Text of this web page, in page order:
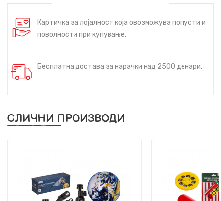
Картичка за лојалност која овозможува попусти и
поволности при купување.
Бесплатна достава за нарачки над 2500 денари.
СЛИЧНИ ПРОИЗВОДИ